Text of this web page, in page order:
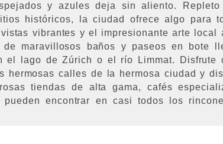
y azules deja sin aliento.
históricos, la ciudad ofrece algo para
vibrantes y el impresionante arte local
maravillosos baños y paseos en bote
el lago de Zúrich o el río Limmat. Disfrute
hermosas calles de la hermosa ciudad y
tiendas de alta gama, cafés
encontrar en casi todos los